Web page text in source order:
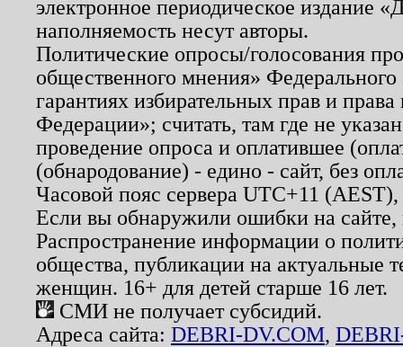
электронное периодическое издание
наполняемость несут авторы.
Политические опросы/голосования
общественного мнения»
гарантиях избирательных прав и
Федерации»; считать, там где не
проведение опроса и оплатившее
(обнародование) - едино - сайт, без
Часовой пояс сервера UTC+11
Если вы обнаружили ошибки на
Распространение информации о
общества, публикации на актуальные
женщин. 16+ для детей старше 16 лет.
СМИ не получает субсидий.
Адреса сайта: DEBRI-DV.COM,